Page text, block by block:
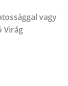
vagy
Virág